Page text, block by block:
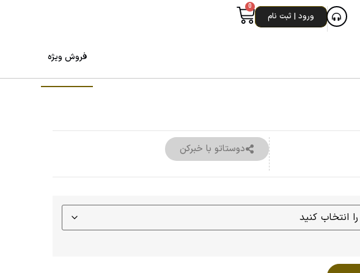
ورود | ثبت نام
0
فروش ویژه
دوستاتو با خبرکن